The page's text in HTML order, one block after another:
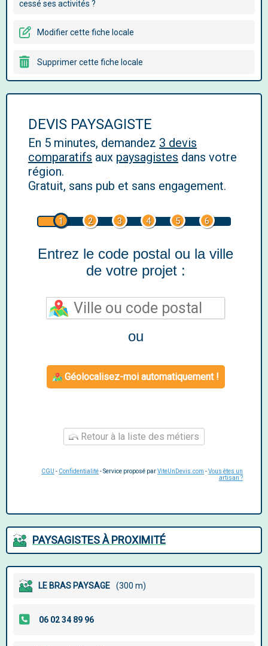
cessé ses activités ?
Modifier cette fiche locale
Supprimer cette fiche locale
DEVIS PAYSAGISTE
En 5 minutes, demandez 3 devis
comparatifs aux paysagistes dans votre
région.
Gratuit, sans pub et sans engagement.
1 2 3 4 5 6
Entrez le code postal ou la ville
de votre projet :
ou
Géolocalisez-moi automatiquement !
Retour à la liste des métiers
CGU - Confidentialité- Service proposé parViteUnDevis.com -Vous êtes un
artisan ?
PAYSAGISTES À PROXIMITÉ
LE BRAS PAYSAGE (300 m)